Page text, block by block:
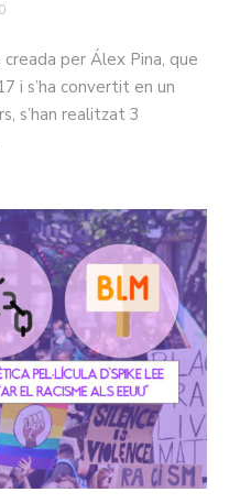
per Álex Pina, que
i s’ha convertit en un
s’han realitzat 3